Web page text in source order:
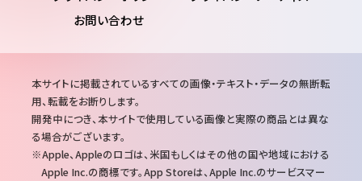
お問い合わせ
注
意
事
項
本サイトに掲載されているすべての画像・テキスト・データの無断転
用、転載をお断りします。
開発中につき、本サイトで使用している画像と実際の商品とは異な
る場合がございます。
Apple、Appleのロゴは、米国もしくはその他の国や地域における
Apple Inc.の商標です。App Storeは、Apple Inc.のサービスマー